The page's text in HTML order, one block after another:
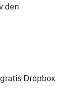
den
Dropbox